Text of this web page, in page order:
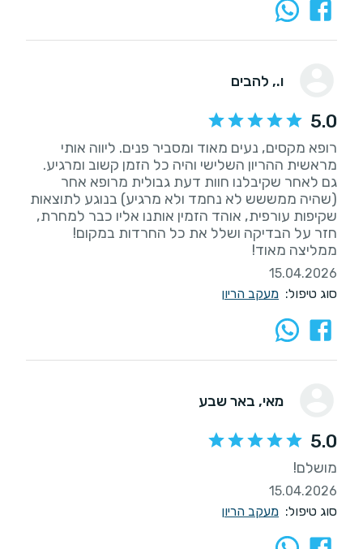
ו., להבים
5.0
רופא מקסים, נעים מאוד ומסביר פנים. ליווה אותי
מראשית ההריון השלישי והיה כל הזמן קשוב ומרגיע.
גם לאחר שקיבלנו חוות דעת גבולית מרופא אחר
(שהיה ממששש לא נחמד ולא מרגיע) בנוגע לתוצאות
שקיפות עורפית, אוהד הזמין אותנו אליו כבר למחרת,
חזר על הבדיקה ושלל את כל החרדות במקום!
ממליצה מאוד!
15.04.2026
סוג טיפול: מעקב הריון
מאי, באר שבע
5.0
מושלם!
15.04.2026
סוג טיפול: מעקב הריון